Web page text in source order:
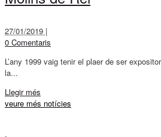
27/01/2019 |
0 Comentaris
L’any 1999 vaig tenir el plaer de ser
la...
Llegir més
veure més notícies
.